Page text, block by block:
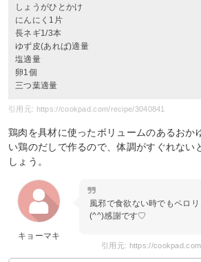
しょうがひとかけ
にんにく1片
長ネギ1/3本
ゆず皮(あれば)適量
塩適量
卵1個
三つ葉適量
引用元: https://cookpad.com/recipe/3040841
鶏肉を具材に使ったボリュームのあるおか
い鶏のだしで作るので、体調がすぐれない
しょう。
キョーマキ
風邪で食欲ない時でもペロ
(^^)感謝です♡
引用元: https://